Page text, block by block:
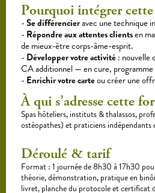
Pourquoi intégrer
Se différencieravec une technique
Répondre aux attentes clientsen
de mieux-être corps-âme-esprit.
Développer votre activité : nouvelle
CA additionnel — en cure,
Enrichir votre carteou créer une
À qui s’adresse cette
Spas hôteliers, instituts & thalassos,
ostéopathes) et praticiens
Déroulé & tarif
Format : 1 journée de 8h30 à 17h30
théorie, démonstration, pratique en
livret, planche du protocole et certificat